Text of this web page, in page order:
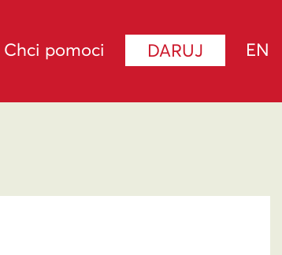
Chci pomoci DARUJ EN